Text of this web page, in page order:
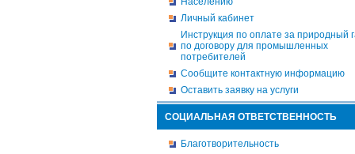
Личный кабинет
Инструкция по оплате за природный
по договору для промышленных
потребителей
Сообщите контактную информацию
Оставить заявку на услуги
СОЦИАЛЬНАЯ ОТВЕТСТВЕННОСТЬ
Благотворительность